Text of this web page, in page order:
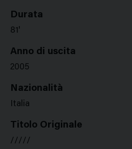
Durata
81'
Anno di uscita
2005
Nazionalità
Italia
Titolo Originale
/////